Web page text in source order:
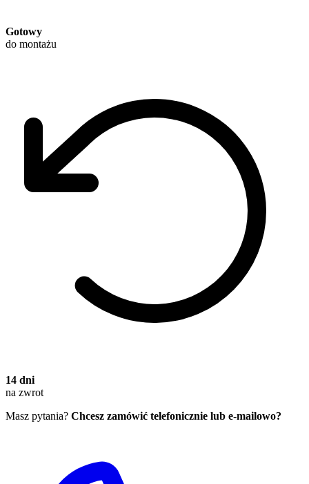
Gotowy
do montażu
14 dni
na zwrot
Masz pytania? Chcesz zamówić telefonicznie lub e-mailowo?